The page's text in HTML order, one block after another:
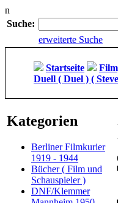
n
Suche:
erweiterte Suche
Startseite
Duell ( Duel ) (
Kategorien
Berliner Filmkurier
1919 - 1944
Bücher ( Film und
Schauspieler )
DNF/Klemmer